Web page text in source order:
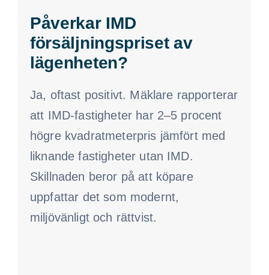
Påverkar IMD
försäljningspriset av
lägenheten?
Ja, oftast positivt. Mäklare rapporterar
att IMD-fastigheter har 2–5 procent
högre kvadratmeterpris jämfört med
liknande fastigheter utan IMD.
Skillnaden beror på att köpare
uppfattar det som modernt,
miljövänligt och rättvist.